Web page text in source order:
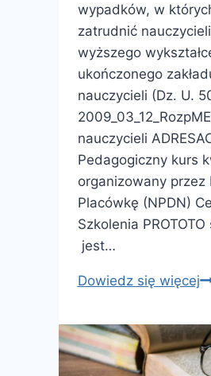
wypadków, w
zatrudnić
wyższego
ukończonego
nauczycieli (Dz. U.
nauczycieli
Pedagogiczny kurs
organizowany przez
Placówkę (NPDN)
Szkolenia
jest…
Dowiedz się więcej